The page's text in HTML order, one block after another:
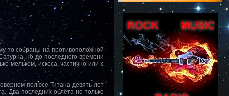
то собраны на противоположной
но до последнего времени
мельком, искоса, частично или с
полюсе Титана девять лет
Два последних облёта не только